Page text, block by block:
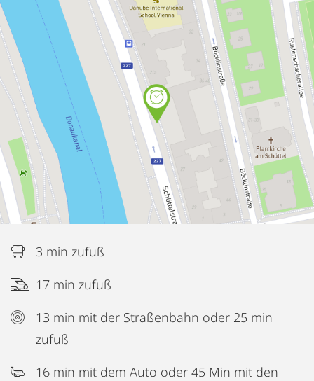
3 min zufuß
17 min zufuß
13 min mit der Straßenbahn oder 25 min
zufuß
16 min mit dem Auto oder 45 Min mit den